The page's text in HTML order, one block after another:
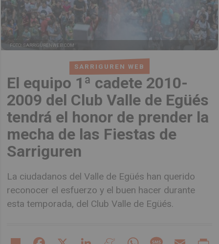
SARRIGUREN WEB
El equipo 1ª cadete 2010-
2009 del Club Valle de Egüés
tendrá el honor de prender la
mecha de las Fiestas de
Sarriguren
La ciudadanos del Valle de Egüés han querido
reconocer el esfuerzo y el buen hacer durante
esta temporada, del Club Valle de Egüés.
FOTO: SARRIGURENWEB.COM
Share Facebook LinkedIn MeneameWhatsAppMessageEmail